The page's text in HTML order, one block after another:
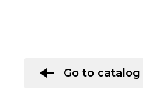
Go to catalog